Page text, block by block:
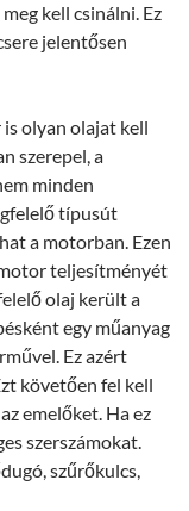
kell csinálni. Ez
jelentősen
is olyan olajat kell
szerepel, a
minden
típusút
a motorban. Ezen
teljesítményét
olaj került a
egy műanyag
Ez azért
követően fel kell
emelőket. Ha ez
szerszámokat.
szűrőkulcs,